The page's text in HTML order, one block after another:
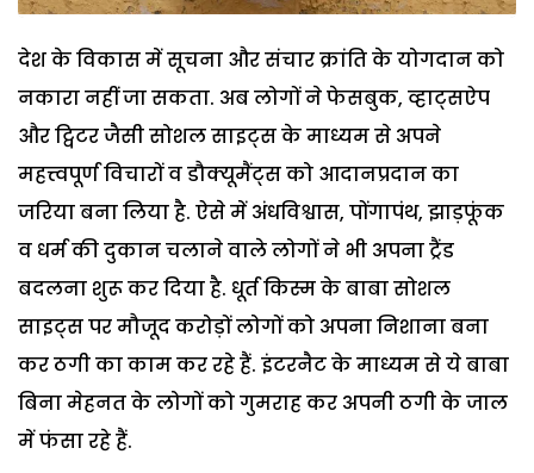
देश के विकास में सूचना और संचार क्रांति के योगदान को
नकारा नहीं जा सकता. अब लोगों ने फेसबुक, व्हाट्सऐप
और ट्विटर जैसी सोशल साइट्स के माध्यम से अपने
महत्त्वपूर्ण विचारों व डौक्यूमैंट्स को आदानप्रदान का
जरिया बना लिया है. ऐसे में अंधविश्वास, पोंगापंथ, झाड़फूंक
व धर्म की दुकान चलाने वाले लोगों ने भी अपना ट्रैंड
बदलना शुरू कर दिया है. धूर्त किस्म के बाबा सोशल
साइट्स पर मौजूद करोड़ों लोगों को अपना निशाना बना
कर ठगी का काम कर रहे हैं. इंटरनैट के माध्यम से ये बाबा
बिना मेहनत के लोगों को गुमराह कर अपनी ठगी के जाल
में फंसा रहे हैं.